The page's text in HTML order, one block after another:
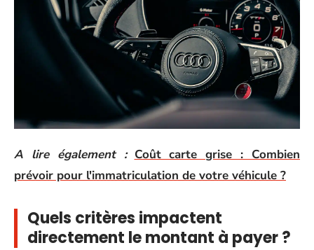
A lire également : Coût carte grise : Combien
prévoir pour l'immatriculation de votre véhicule ?
Quels critères impactent
directement le montant à payer ?